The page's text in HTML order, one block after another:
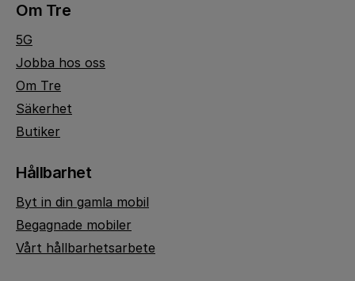
Om Tre
5G
Jobba hos oss
Om Tre
Säkerhet
Butiker
Hållbarhet
Byt in din gamla mobil
Begagnade mobiler
Vårt hållbarhetsarbete